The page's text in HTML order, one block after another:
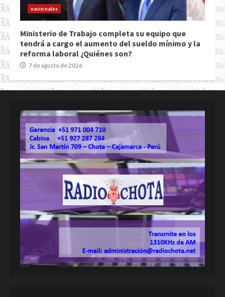
nacionales
Ministerio de Trabajo completa su equipo que
tendrá a cargo el aumento del sueldo mínimo y la
reforma laboral ¿Quiénes son?
7 de agosto de 2026